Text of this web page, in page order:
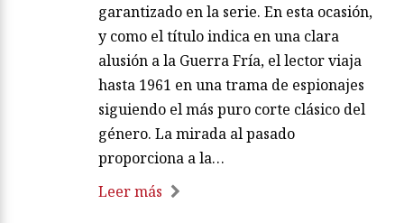
garantizado en la serie. En esta ocasión,
y como el título indica en una clara
alusión a la Guerra Fría, el lector viaja
hasta 1961 en una trama de espionajes
siguiendo el más puro corte clásico del
género. La mirada al pasado
proporciona a la…
Leer más